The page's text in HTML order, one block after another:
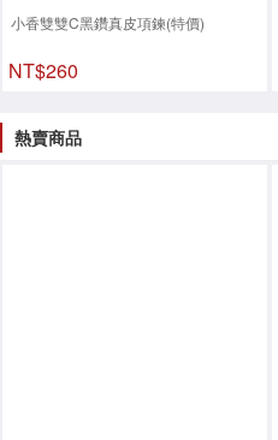
小香雙雙C黑鑽真皮項鍊(特價)
NT$260
熱賣商品